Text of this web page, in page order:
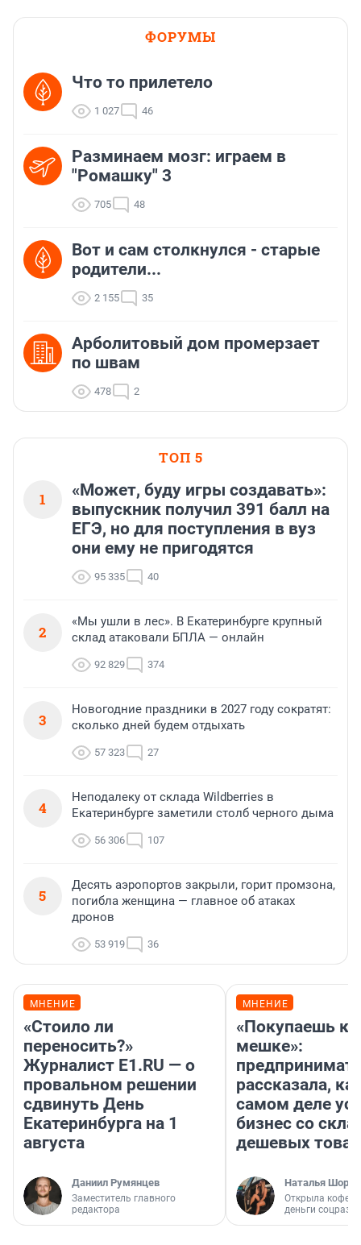
ФОРУМЫ
Что то прилетело
1 027 46
Разминаем мозг: играем в
"Ромашку" 3
705 48
Вот и сам столкнулся - старые
родители...
2 155 35
Арболитовый дом промерзает
по швам
478 2
ТОП 5
1
«Может, буду игры создавать»:
выпускник получил 391 балл на
ЕГЭ, но для поступления в вуз
они ему не пригодятся
95 335 40
2
«Мы ушли в лес». В Екатеринбурге крупный
склад атаковали БПЛА — онлайн
92 829 374
3
Новогодние праздники в 2027 году сократят:
сколько дней будем отдыхать
57 323 27
4
Неподалеку от склада Wildberries в
Екатеринбурге заметили столб черного дыма
56 306 107
5
Десять аэропортов закрыли, горит промзона,
погибла женщина — главное об атаках
дронов
53 919 36
МНЕНИЕ
«Стоило ли
переносить?»
Журналист E1.RU — о
провальном решении
сдвинуть День
Екатеринбурга на 1
августа
Даниил Румянцев
Заместитель главного
редактора
МНЕНИЕ
«Покупаешь
мешке»:
рассказала,
самом деле
бизнес со
дешевых
Наталья
Открыла
деньги